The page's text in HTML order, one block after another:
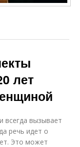
лет
всегда вызывает
речь идет о
Это может